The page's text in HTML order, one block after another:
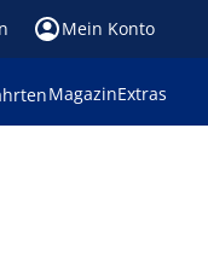
Mein Konto
MagazinExtras